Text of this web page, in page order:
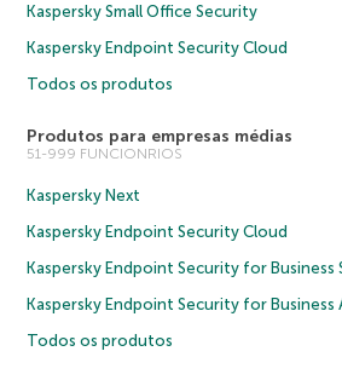
Kaspersky Small Office Security
Kaspersky Endpoint Security Cloud
Todos os produtos
Produtos para empresas médias
51-999 FUNCIONRIOS
Kaspersky Next
Kaspersky Endpoint Security Cloud
Kaspersky Endpoint Security for Business
Kaspersky Endpoint Security for Business
Todos os produtos